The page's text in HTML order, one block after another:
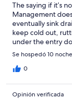
The saying if it’s
Management
eventually sink
keep cold out,
under the entry
instead you get
with three hours
hospitality level.
Se hospedó 10
0
Opinión verificada